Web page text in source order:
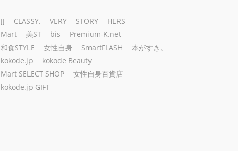
JJ CLASSY. VERY STORY
HERS
Mart
美ST bis
Premium-K.net
和食STYLE
女性自身 SmartFLASH
本がすき。
kokode.jp
kokode Beauty
Mart SELECT SHOP
女性自身百貨店
kokode.jp GIFT